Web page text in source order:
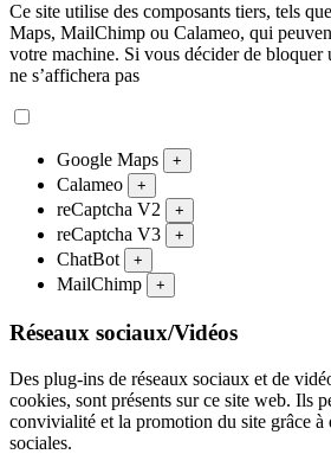
Ce site utilise des composants tiers, tels
Maps, MailChimp ou Calameo, qui
votre machine. Si vous décider de bloquer
ne s’affichera pas
Google Maps +
Calameo +
reCaptcha V2 +
reCaptcha V3 +
ChatBot +
MailChimp +
Réseaux sociaux/Vidéos
Des plug-ins de réseaux sociaux et de
cookies, sont présents sur ce site web. Ils
convivialité et la promotion du site grâce à
sociales.